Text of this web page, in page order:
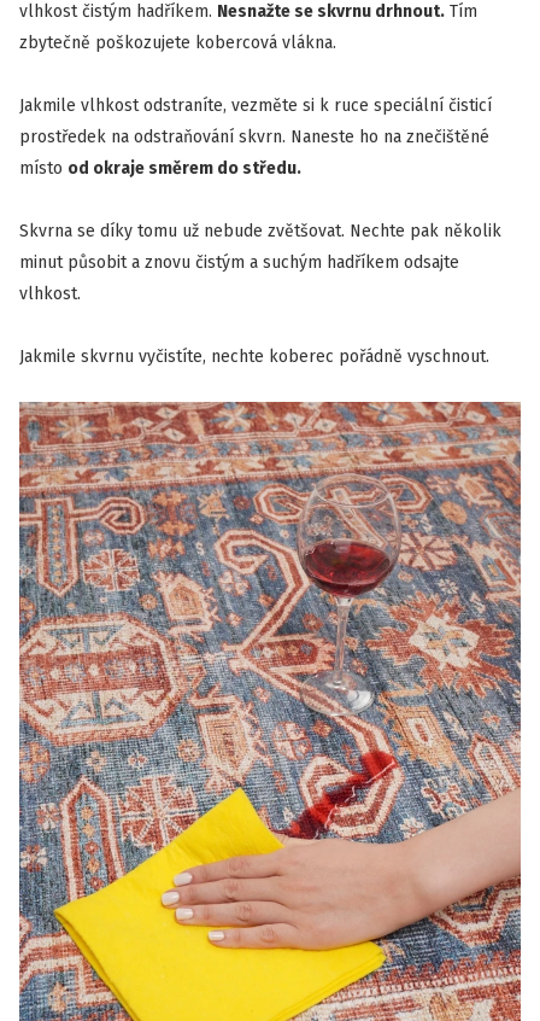
vlhkost čistým hadříkem. Nesnažte se skvrnu drhnout. Tím
zbytečně poškozujete kobercová vlákna.
Jakmile vlhkost odstraníte, vezměte si k ruce speciální čisticí
prostředek na odstraňování skvrn. Naneste ho na znečištěné
místo od okraje směrem do středu.
Skvrna se díky tomu už nebude zvětšovat. Nechte pak několik
minut působit a znovu čistým a suchým hadříkem odsajte
vlhkost.
Jakmile skvrnu vyčistíte, nechte koberec pořádně vyschnout.